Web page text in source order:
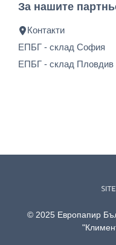
За нашите
Контакти
ЕПБГ - склад София
ЕПБГ - склад Пловдив
© 2025 Европапир